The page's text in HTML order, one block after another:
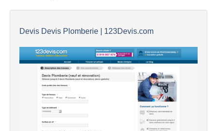
Devis Devis Plomberie | 123Devis.com